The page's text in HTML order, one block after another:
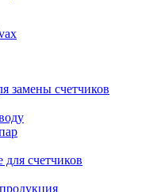
замены счетчиков
счетчиков